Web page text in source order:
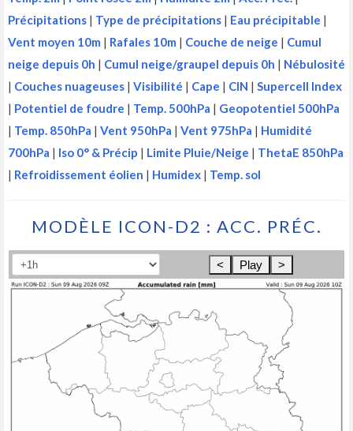
Précipitations | Type de précipitations | Eau précipitable |
Vent moyen 10m | Rafales 10m | Couche de neige | Cumul
neige depuis 0h | Cumul neige/graupel depuis 0h | Nébulosité
| Couches nuageuses | Visibilité | Cape | CIN | Supercell Index
| Potentiel de foudre | Temp. 500hPa | Geopotentiel 500hPa
| Temp. 850hPa | Vent 950hPa | Vent 975hPa | Humidité
700hPa | Iso 0° & Précip | Limite Pluie/Neige | ThetaE 850hPa
| Refroidissement éolien | Humidex | Temp. sol
MODÈLE ICON-D2 : ACC. PRÉC.
< Play >